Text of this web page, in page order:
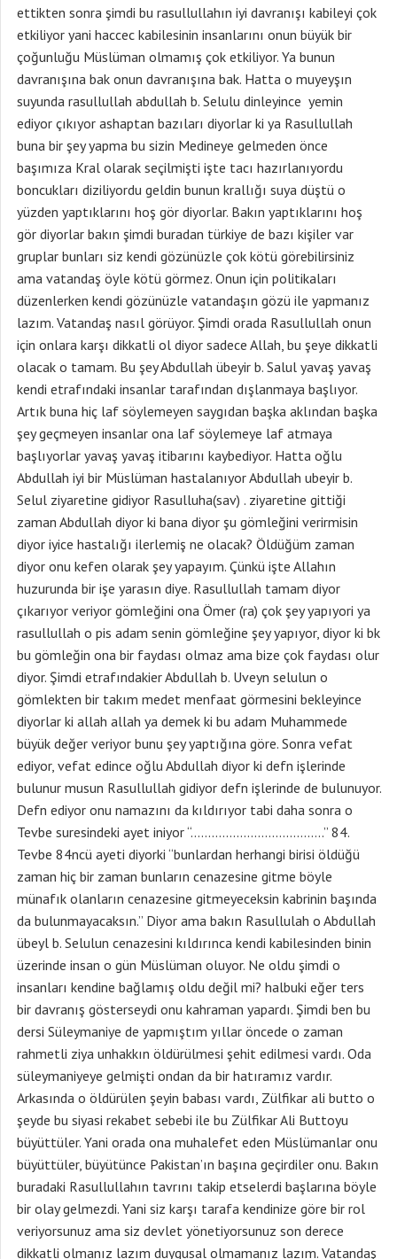
ettikten sonra şimdi bu rasullullahın iyi davranışı kabileyi çok
etkiliyor yani haccec kabilesinin insanlarını onun büyük bir
çoğunluğu Müslüman olmamış çok etkiliyor. Ya bunun
davranışına bak onun davranışına bak. Hatta o muyeyşın
suyunda rasullullah abdullah b. Selulu dinleyince yemin
ediyor çıkıyor ashaptan bazıları diyorlar ki ya Rasullullah
buna bir şey yapma bu sizin Medineye gelmeden önce
başımıza Kral olarak seçilmişti işte tacı hazırlanıyordu
boncukları diziliyordu geldin bunun krallığı suya düştü o
yüzden yaptıklarını hoş gör diyorlar. Bakın yaptıklarını hoş
gör diyorlar bakın şimdi buradan türkiye de bazı kişiler var
gruplar bunları siz kendi gözünüzle çok kötü görebilirsiniz
ama vatandaş öyle kötü görmez. Onun için politikaları
düzenlerken kendi gözünüzle vatandaşın gözü ile yapmanız
lazım. Vatandaş nasıl görüyor. Şimdi orada Rasullullah onun
için onlara karşı dikkatli ol diyor sadece Allah, bu şeye dikkatli
olacak o tamam. Bu şey Abdullah übeyir b. Salul yavaş yavaş
kendi etrafındaki insanlar tarafından dışlanmaya başlıyor.
Artık buna hiç laf söylemeyen saygıdan başka aklından başka
şey geçmeyen insanlar ona laf söylemeye laf atmaya
başlıyorlar yavaş yavaş itibarını kaybediyor. Hatta oğlu
Abdullah iyi bir Müslüman hastalanıyor Abdullah ubeyir b.
Selul ziyaretine gidiyor Rasulluha(sav) . ziyaretine gittiği
zaman Abdullah diyor ki bana diyor şu gömleğini verirmisin
diyor iyice hastalığı ilerlemiş ne olacak? Öldüğüm zaman
diyor onu kefen olarak şey yapayım. Çünkü işte Allahın
huzurunda bir işe yarasın diye. Rasullullah tamam diyor
çıkarıyor veriyor gömleğini ona Ömer (ra) çok şey yapıyori ya
rasullullah o pis adam senin gömleğine şey yapıyor, diyor ki bk
bu gömleğin ona bir faydası olmaz ama bize çok faydası olur
diyor. Şimdi etrafındakier Abdullah b. Uveyn selulun o
gömlekten bir takım medet menfaat görmesini bekleyince
diyorlar ki allah allah ya demek ki bu adam Muhammede
büyük değer veriyor bunu şey yaptığına göre. Sonra vefat
ediyor, vefat edince oğlu Abdullah diyor ki defn işlerinde
bulunur musun Rasullullah gidiyor defn işlerinde de bulunuyor.
Defn ediyor onu namazını da kıldırıyor tabi daha sonra o
Tevbe suresindeki ayet iniyor “………………………………..” 84.
Tevbe 84ncü ayeti diyorki “bunlardan herhangi birisi öldüğü
zaman hiç bir zaman bunların cenazesine gitme böyle
münafık olanların cenazesine gitmeyeceksin kabrinin başında
da bulunmayacaksın.” Diyor ama bakın Rasullulah o Abdullah
übeyl b. Selulun cenazesini kıldırınca kendi kabilesinden binin
üzerinde insan o gün Müslüman oluyor. Ne oldu şimdi o
insanları kendine bağlamış oldu değil mi? halbuki eğer ters
bir davranış gösterseydi onu kahraman yapardı. Şimdi ben bu
dersi Süleymaniye de yapmıştım yıllar öncede o zaman
rahmetli ziya unhakkın öldürülmesi şehit edilmesi vardı. Oda
süleymaniyeye gelmişti ondan da bir hatıramız vardır.
Arkasında o öldürülen şeyin babası vardı, Zülfikar ali butto o
şeyde bu siyasi rekabet sebebi ile bu Zülfikar Ali Buttoyu
büyüttüler. Yani orada ona muhalefet eden Müslümanlar onu
büyüttüler, büyütünce Pakistan’ın başına geçirdiler onu. Bakın
buradaki Rasullullahın tavrını takip etselerdi başlarına böyle
bir olay gelmezdi. Yani siz karşı tarafa kendinize göre bir rol
veriyorsunuz ama siz devlet yönetiyorsunuz son derece
dikkatli olmanız lazım duygusal olmamanız lazım. Vatandaş